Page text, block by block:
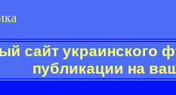
сайт украинского
публикации на